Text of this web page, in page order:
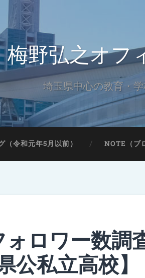
梅野弘之オフ
埼玉県中心の教育・
（令和元年5月以前） NOTE（ブ
ロワー数調
私立高校】